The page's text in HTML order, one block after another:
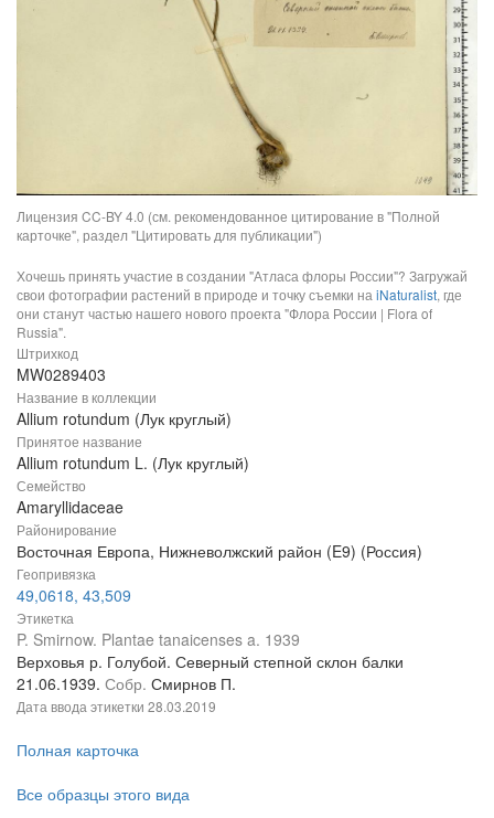
Лицензия CC-BY 4.0 (см. рекомендованное цитирование в "Полной
карточке", раздел "Цитировать для публикации")
Хочешь принять участие в создании "Атласа флоры России"? Загружай
свои фотографии растений в природе и точку съемки на iNaturalist, где
они станут частью нашего нового проекта "Флора России | Flora of
Russia".
Штрихкод
MW0289403
Название в коллекции
Allium rotundum (Лук круглый)
Принятое название
Allium rotundum L. (Лук круглый)
Семейство
Amaryllidaceae
Районирование
Восточная Европа, Нижневолжский район (E9) (Россия)
Геопривязка
49,0618, 43,509
Этикетка
P. Smirnow. Plantae tanaicenses a. 1939
Верховья р. Голубой. Северный степной склон балки
21.06.1939. Собр. Смирнов П.
Дата ввода этикетки 28.03.2019
Полная карточка
Все образцы этого вида